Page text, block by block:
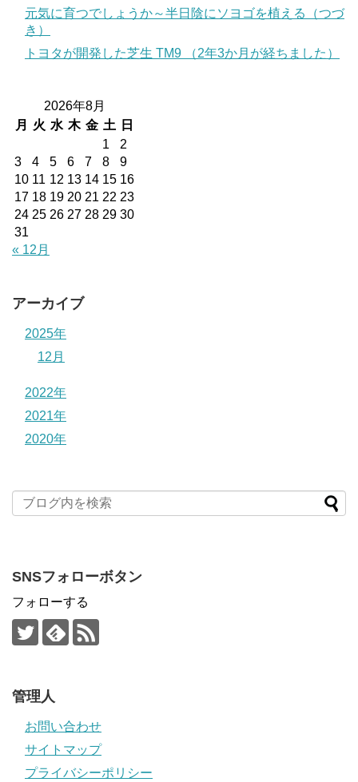
元気に育つでしょうか～半日陰にソヨゴを植える（つづ
き）
トヨタが開発した芝生 TM9 （2年3か月が経ちました）
2026年8月
月
火 水 木 金 土
日
1
2
3
4 5 6 7 8
9
10 11 12 13 14 15 16
17 18 19 20 21 22 23
24 25 26 27 28 29 30
31
« 12月
アーカイブ
2025年
12月
2022年
2021年
2020年
SNSフォローボタン
フォローする
管理人
お問い合わせ
サイトマップ
プライバシーポリシー